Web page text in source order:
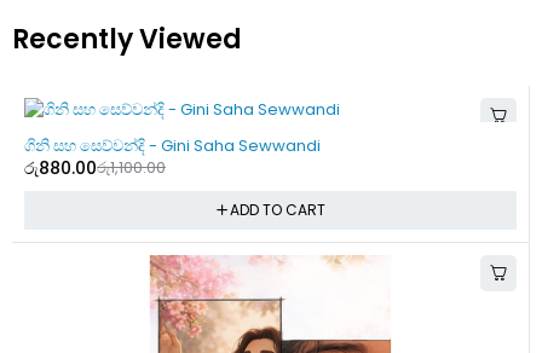
Recently Viewed
-20%
ගිනි සහ සෙව්වන්දි - Gini Saha Sewwandi
රු1,100.00
රු880.00
ADD TO CART